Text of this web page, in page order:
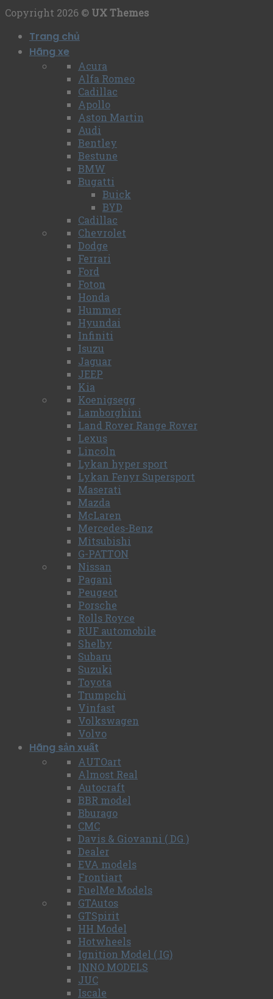
Copyright 2026 © UX Themes
Trang chủ
Hãng xe
Acura
Alfa Romeo
Cadillac
Apollo
Aston Martin
Audi
Bentley
Bestune
BMW
Bugatti
Buick
BYD
Cadillac
Chevrolet
Dodge
Ferrari
Ford
Foton
Honda
Hummer
Hyundai
Infiniti
Isuzu
Jaguar
JEEP
Kia
Koenigsegg
Lamborghini
Land Rover Range Rover
Lexus
Lincoln
Lykan hyper sport
Lykan Fenyr Supersport
Maserati
Mazda
McLaren
Mercedes-Benz
Mitsubishi
G-PATTON
Nissan
Pagani
Peugeot
Porsche
Rolls Royce
RUF automobile
Shelby
Subaru
Suzuki
Toyota
Trumpchi
Vinfast
Volkswagen
Volvo
Hãng sản xuất
AUTOart
Almost Real
Autocraft
BBR model
Bburago
CMC
Davis & Giovanni ( DG )
Dealer
EVA models
Frontiart
FuelMe Models
GTAutos
GTSpirit
HH Model
Hotwheels
Ignition Model ( IG)
INNO MODELS
JUC
Iscale